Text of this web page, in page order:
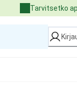
Tarvitsetko